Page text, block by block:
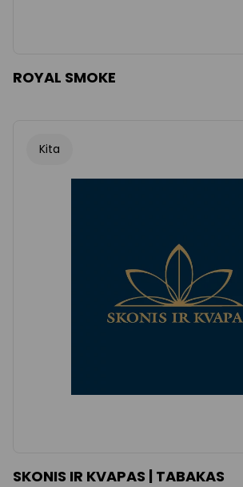
ROYAL SMOKE
Kita
SKONIS IR KVAPAS | TABAKAS